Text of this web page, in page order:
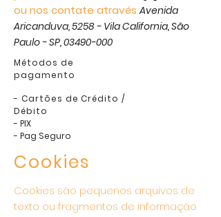
ou nos contate atravésAvenida
Aricanduva, 5258 - Vila California, São
Paulo - SP,03490-000
Métodos de
pagamento
- Cartões de Crédito /
Débito
- PIX
- Pag Seguro
Cookies
Cookies são pequenos arquivos de
texto ou fragmentos de informação